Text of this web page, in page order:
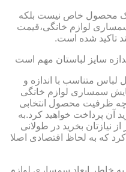
یک محصول خاص نیست بلکه
لوازم خانگی،قیمت
تاکید شده است.
سایز لباستان مهم است
لباس متناسب با اندازه و
سمساری لوازم خانگی
چه ظرفیت محصول انتخابی
آن پرداخت خواهید کرد.به
نیازتان بخرید در طولانی
که به لحاظ اقتصادی اصلا
به خاطر ابعاد سمساری لوازم